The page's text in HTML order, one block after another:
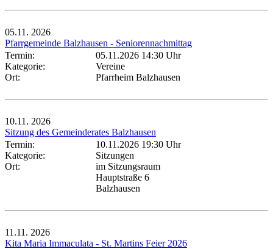
05.11. 2026
Pfarrgemeinde Balzhausen - Seniorennachmittag
Termin:
05.11.2026 14:30 Uhr
Kategorie:
Vereine
Ort:
Pfarrheim Balzhausen
10.11. 2026
Sitzung des Gemeinderates Balzhausen
Termin:
10.11.2026 19:30 Uhr
Kategorie:
Sitzungen
Ort:
im Sitzungsraum
Hauptstraße 6
Balzhausen
11.11. 2026
Kita Maria Immaculata - St. Martins Feier 2026